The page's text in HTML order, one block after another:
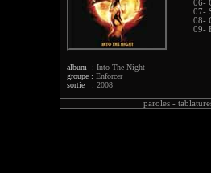
album : Into The Night
groupe : Enforcer
sortie : 2008
06-
07-
08-
09-
paroles -